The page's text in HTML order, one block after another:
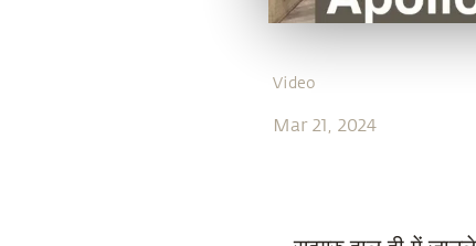
Video
Mar 21, 2024